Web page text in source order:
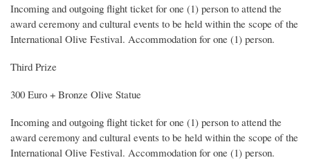
Incoming and outgoing flight ticket for one (1) person to attend the
award ceremony and cultural events to be held within the scope of the
International Olive Festival. Accommodation for one (1) person.
Third Prize
300 Euro + Bronze Olive Statue
Incoming and outgoing flight ticket for one (1) person to attend the
award ceremony and cultural events to be held within the scope of the
International Olive Festival. Accommodation for one (1) person.